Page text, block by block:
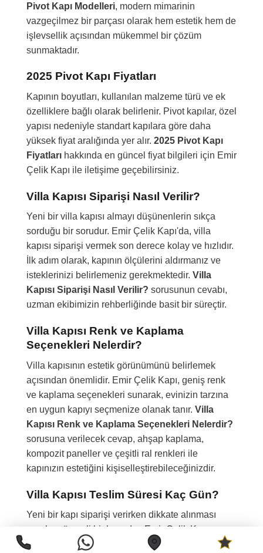
Pivot Kapı Modelleri, modern mimarinin
vazgeçilmez bir parçası olarak hem estetik hem de
işlevsellik açısından mükemmel bir çözüm
sunmaktadır.
2025 Pivot Kapı Fiyatları
Kapının boyutları, kullanılan malzeme türü ve ek
özelliklere bağlı olarak belirlenir. Pivot kapılar, özel
yapısı nedeniyle standart kapılara göre daha
yüksek fiyat aralığında yer alır. 2025 Pivot Kapı
Fiyatları hakkında en güncel fiyat bilgileri için Emir
Çelik Kapı ile iletişime geçebilirsiniz.
Villa Kapısı Siparişi Nasıl Verilir?
Yeni bir villa kapısı almayı düşünenlerin sıkça
sorduğu bir sorudur. Emir Çelik Kapı'da, villa
kapısı siparişi vermek son derece kolay ve hızlıdır.
İlk adım olarak, kapının ölçülerini aldırmanız ve
isteklerinizi belirlemeniz gerekmektedir. Villa
Kapısı Siparişi Nasıl Verilir? sorusunun cevabı,
uzman ekibimizin rehberliğinde basit bir süreçtir.
Villa Kapısı Renk ve Kaplama
Seçenekleri Nelerdir?
Villa kapısının estetik görünümünü belirlemek
açısından önemlidir. Emir Çelik Kapı, geniş renk
ve kaplama seçenekleri sunarak, evinizin tarzına
en uygun kapıyı seçmenize olanak tanır. Villa
Kapısı Renk ve Kaplama Seçenekleri Nelerdir?
sorusuna verilecek cevap, ahşap kaplama,
kompozit paneller ve çeşitli ral renkleri ile
kapınızın estetiğini kişiselleştirebileceğinizdir.
Villa Kapısı Teslim Süresi Kaç Gün?
Yeni bir kapı siparişi verirken dikkate alınması
gereken önemli bir konudur. Emir Çelik Kapı,
sipariş edilen villa kapılarının üretimini ve